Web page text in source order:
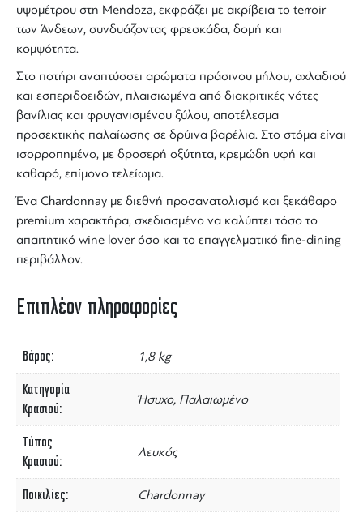
υψομέτρου στη Mendoza, εκφράζει με ακρίβεια το terroir
των Άνδεων, συνδυάζοντας φρεσκάδα, δομή και
κομψότητα.
Στο ποτήρι αναπτύσσει αρώματα πράσινου μήλου, αχλαδιού
και εσπεριδοειδών, πλαισιωμένα από διακριτικές νότες
βανίλιας και φρυγανισμένου ξύλου, αποτέλεσμα
προσεκτικής παλαίωσης σε δρύινα βαρέλια. Στο στόμα είναι
ισορροπημένο, με δροσερή οξύτητα, κρεμώδη υφή και
καθαρό, επίμονο τελείωμα.
Ένα Chardonnay με διεθνή προσανατολισμό και ξεκάθαρο
premium χαρακτήρα, σχεδιασμένο να καλύπτει τόσο το
απαιτητικό wine lover όσο και το επαγγελματικό fine-dining
περιβάλλον.
Επιπλέον πληροφορίες
Βάρος 1,8 kg
Κατηγορία
Κρασιού
Ήσυχο, Παλαιωμένο
Τύπος
Κρασιού
Λευκός
Ποικιλίες Chardonnay